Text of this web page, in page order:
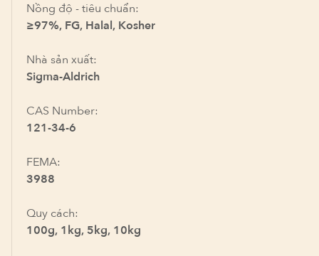
Nồng độ - tiêu chuẩn:
≥97%, FG, Halal, Kosher
Nhà sản xuất:
Sigma-Aldrich
CAS Number:
121-34-6
FEMA:
3988
Quy cách:
100g, 1kg, 5kg, 10kg